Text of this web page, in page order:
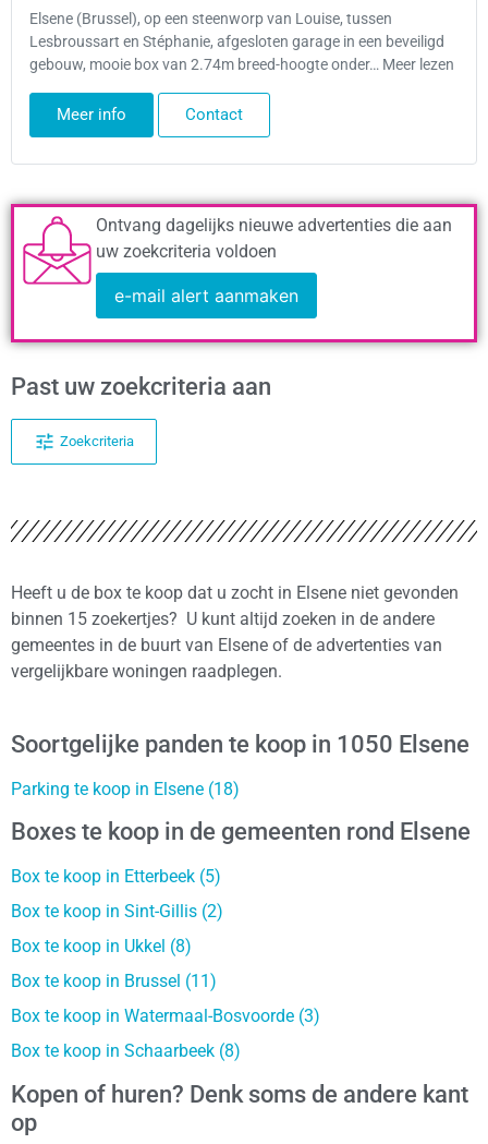
Elsene (Brussel), op een steenworp van Louise, tussen
Lesbroussart en Stéphanie, afgesloten garage in een beveiligd
gebouw, mooie box van 2.74m breed-hoogte onder… Meer lezen
Meer info Contact
Ontvang dagelijks nieuwe advertenties die aan
uw zoekcriteria voldoen
e-mail alert aanmaken
Past uw zoekcriteria aan
Zoekcriteria
Heeft u de box te koop dat u zocht in Elsene niet gevonden
binnen 15 zoekertjes? U kunt altijd zoeken in de andere
gemeentes in de buurt van Elsene of de advertenties van
vergelijkbare woningen raadplegen.
Soortgelijke panden te koop in 1050 Elsene
Parking te koop in Elsene (18)
Boxes te koop in de gemeenten rond Elsene
Box te koop in Etterbeek (5)
Box te koop in Sint-Gillis (2)
Box te koop in Ukkel (8)
Box te koop in Brussel (11)
Box te koop in Watermaal-Bosvoorde (3)
Box te koop in Schaarbeek (8)
Kopen of huren? Denk soms de andere kant
op